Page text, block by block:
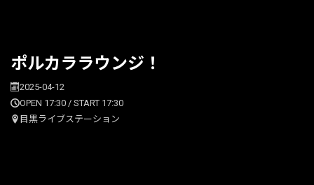
ポルカララウンジ！
2025-04-12
OPEN 17:30 / START 17:30
目黒ライブステーション